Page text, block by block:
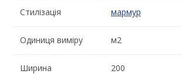
Стилізація мармур
Одиниця виміру м2
Ширина 200